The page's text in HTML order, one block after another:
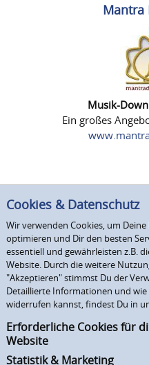
Mantra
Musik-
Ein großes
Cookies & Datenschutz
Wir verwenden Cookies, um
optimieren und Dir den besten
essentiell und gewährleisten z.B.
Website. Durch die weitere
"Akzeptieren" stimmst Du der
Detaillierte Informationen und
widerrufen kannst, findest Du in
Erforderliche Cookies für
Website
Statistik & Marketing